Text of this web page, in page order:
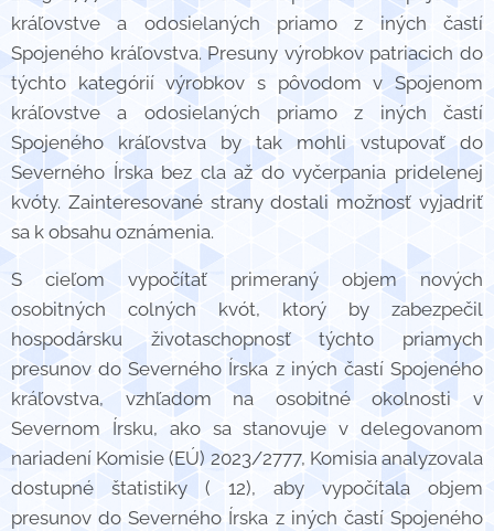
kráľovstve a odosielaných priamo z iných častí
Spojeného kráľovstva. Presuny výrobkov patriacich do
týchto kategórií výrobkov s pôvodom v Spojenom
kráľovstve a odosielaných priamo z iných častí
Spojeného kráľovstva by tak mohli vstupovať do
Severného Írska bez cla až do vyčerpania pridelenej
kvóty. Zainteresované strany dostali možnosť vyjadriť
sa k obsahu oznámenia.
S cieľom vypočítať primeraný objem nových
osobitných colných kvót, ktorý by zabezpečil
hospodársku životaschopnosť týchto priamych
presunov do Severného Írska z iných častí Spojeného
kráľovstva, vzhľadom na osobitné okolnosti v
Severnom Írsku, ako sa stanovuje v delegovanom
nariadení Komisie (EÚ) 2023/2777, Komisia analyzovala
dostupné štatistiky ( 12), aby vypočítala objem
presunov do Severného Írska z iných častí Spojeného